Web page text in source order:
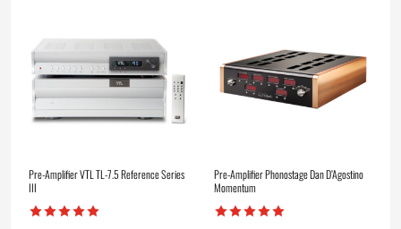
Pre-Amplifier VTL TL-7.5 Reference Series
III
Pre-Amplifier Phonostage Dan D’Agostino
Momentum